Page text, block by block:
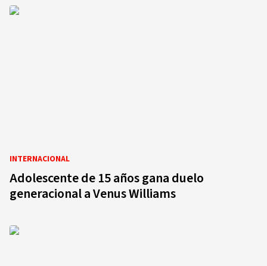
INTERNACIONAL
Adolescente de 15 años gana duelo
generacional a Venus Williams